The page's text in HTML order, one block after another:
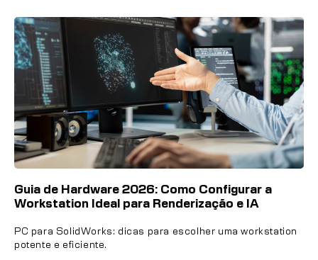
Guia de Hardware 2026: Como Configurar a
Workstation Ideal para Renderização e IA
PC para SolidWorks: dicas para escolher uma workstation
potente e eficiente.